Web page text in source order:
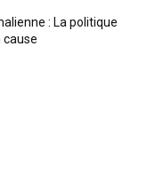
: La politique